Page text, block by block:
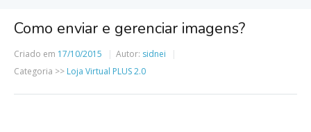
Como enviar e gerenciar imagens?
Criado em 17/10/2015 Autor: sidnei
Categoria >> Loja Virtual PLUS 2.0